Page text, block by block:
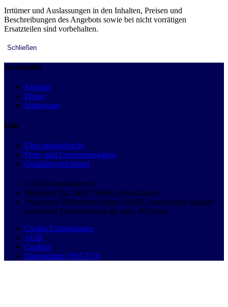
Irrtümer und Auslassungen in den Inhalten, Preisen und
Beschreibungen des Angebots sowie bei nicht vorrätigen
Ersatzteilen sind vorbehalten.
Schließen
Autobutler
Kontakt
Presse
Impressum
Info
Über autobutler.de
Preis- und Ersparnisangaben
Qualitätswerkstätten
© 2026 Autobutler.de
Mühlenstr. 8a, 14167 Berlin, Deutschland
*Nationale Teilnehmer-Rufnr. (VoIP), Anrufkosten hängen
von Ihrem Telefonvertrag ab, max. 49 ct/min.
Cookie Einstellungen
AGB
Cookies
Datenschutz (DSGVO)